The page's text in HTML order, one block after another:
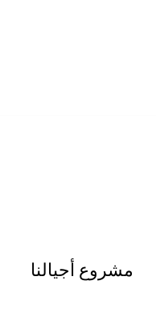
مشروع أجيالنا